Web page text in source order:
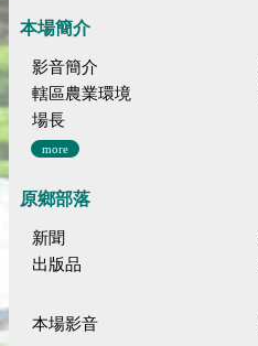
本場簡介
影音簡介
轄區農業環境
場長
more
原鄉部落
新聞
出版品
本場影音